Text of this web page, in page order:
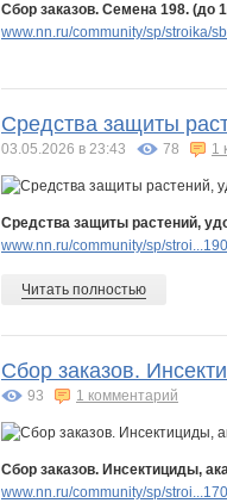
Сбор заказов. Семена 198. (до
www.nn.ru/community/sp/stroika/
Средства защиты
03.05.2026 в 23:43 78 1
Средства защиты растений,
www.nn.ru/community/sp/
Читать полностью
Сбор заказов.
93
1 комментарий
Сбор заказов. Инсектициды,
www.nn.ru/community/sp/